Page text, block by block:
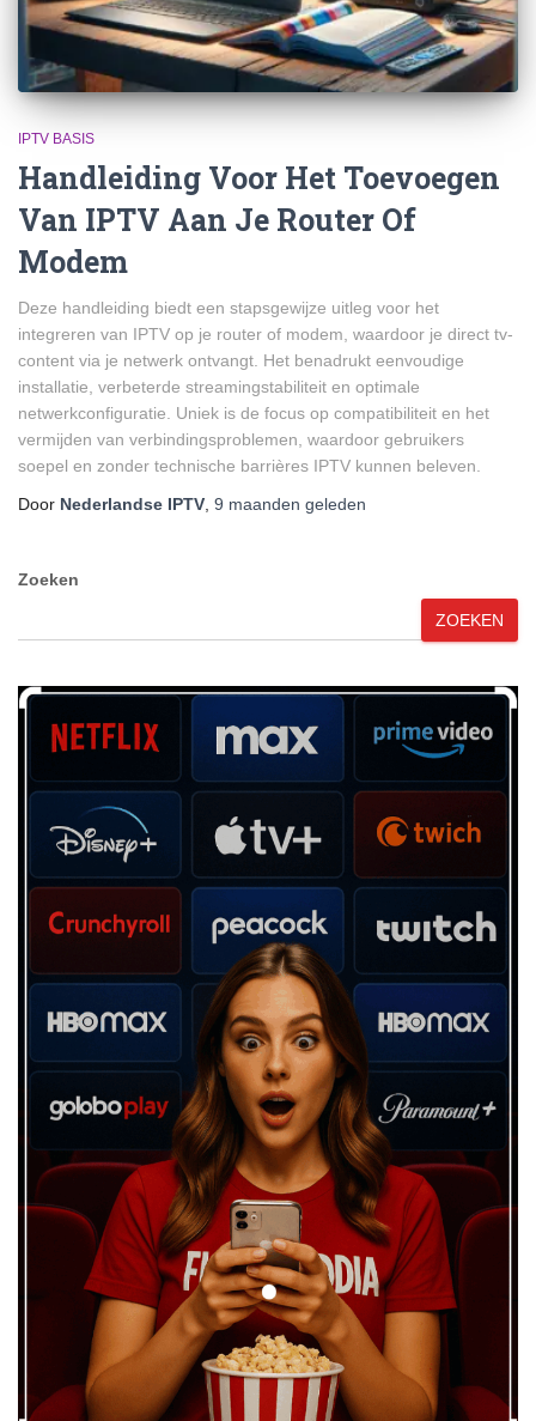
IPTV BASIS
Handleiding Voor Het Toevoegen
Van IPTV Aan Je Router Of
Modem
Deze handleiding biedt een stapsgewijze uitleg voor het
integreren van IPTV op je router of modem, waardoor je direct tv-
content via je netwerk ontvangt. Het benadrukt eenvoudige
installatie, verbeterde streamingstabiliteit en optimale
netwerkconfiguratie. Uniek is de focus op compatibiliteit en het
vermijden van verbindingsproblemen, waardoor gebruikers
soepel en zonder technische barrières IPTV kunnen beleven.
Door Nederlandse IPTV 9 maanden geleden
Zoeken
ZOEKEN